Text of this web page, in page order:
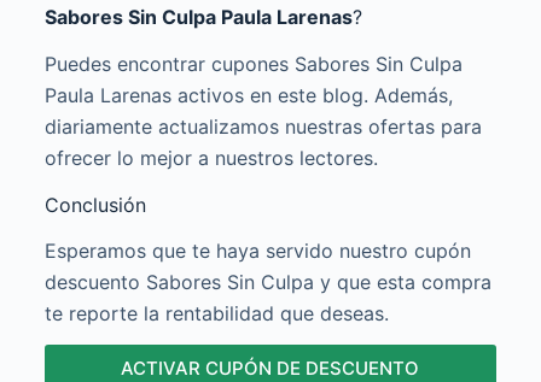
Sabores Sin Culpa Paula Larenas?
Puedes encontrar cupones Sabores Sin Culpa
Paula Larenas activos en este blog. Además,
diariamente actualizamos nuestras ofertas para
ofrecer lo mejor a nuestros lectores.
Conclusión
Esperamos que te haya servido nuestro cupón
descuento Sabores Sin Culpa y que esta compra
te reporte la rentabilidad que deseas.
ACTIVAR CUPÓN DE DESCUENTO